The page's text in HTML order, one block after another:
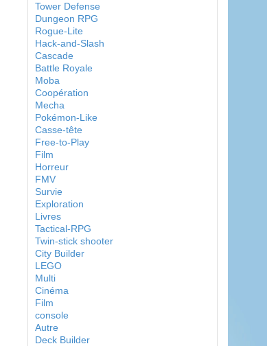
Tower Defense
Dungeon RPG
Rogue-Lite
Hack-and-Slash
Cascade
Battle Royale
Moba
Coopération
Mecha
Pokémon-Like
Casse-tête
Free-to-Play
Film
Horreur
FMV
Survie
Exploration
Livres
Tactical-RPG
Twin-stick shooter
City Builder
LEGO
Multi
Cinéma
Film
console
Autre
Deck Builder